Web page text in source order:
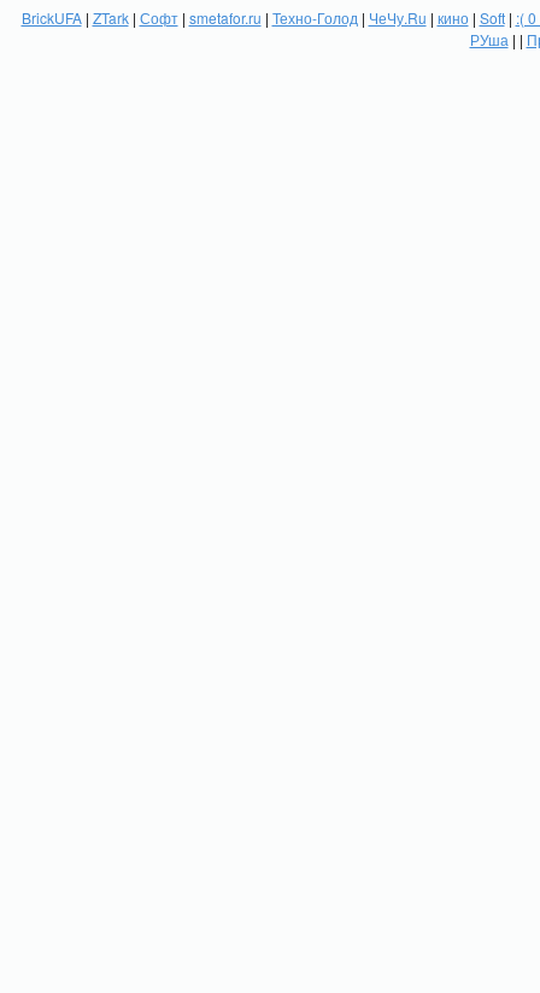
BrickUFA| ZTark| Софт| smetafor.ru | Техно-Голод | ЧеЧу.Ru | кино| Soft| :(
РУша | |